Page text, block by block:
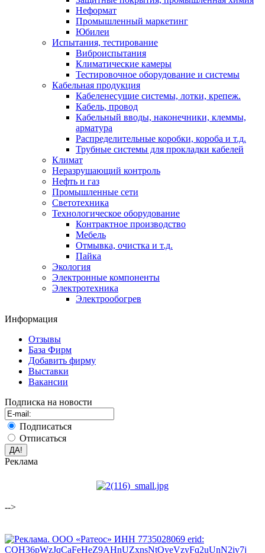
Неформат
Промышленный маркетинг
Юбилеи
Испытания, тестирование
Виброиспытания
Климатические камеры
Тестировочное оборудование и системы
Кабельная продукция
Кабеленесущие системы, лотки, крепеж.
Кабель, провод
Кабельный вводы, наконечники, клеммы,
арматура
Распределительные коробки, короба и т.д.
Трубные системы для прокладки кабелей
Климат
Неразрушающий контроль
Нефть и газ
Промышленные сети
Светотехника
Технологическое оборудование
Контрактное производство
Мебель
Отмывка, очистка и т.д.
Пайка
Экология
Электронные компоненты
Электротехника
Электрообогрев
Информация
Отзывы
База Фирм
Добавить фирму
Выставки
Вакансии
Подписка на новости
Подписаться
Отписаться
Реклама
-->